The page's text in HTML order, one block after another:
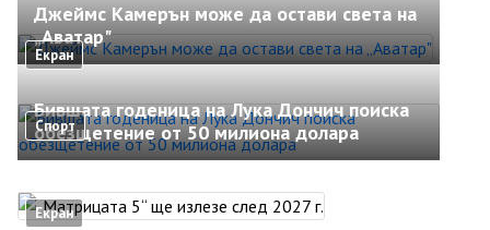
Екран
Джеймс Камерън може да остави света на
„Аватар"
Спорт
Бившата годеница на Лука Дончич поиска
обезщетение от 50 милиона долара
Екран